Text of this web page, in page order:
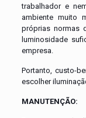
trabalhador e
ambiente muito
próprias normas
luminosidade
empresa.
Portanto, custo-
escolher
MANUTENÇÃO: